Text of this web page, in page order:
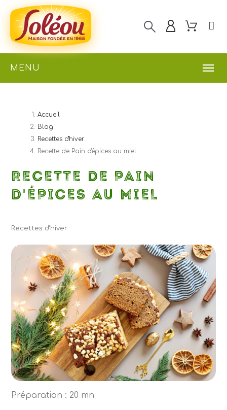
MENU
Accueil
Blog
Recettes d'hiver
Recette de Pain d'épices au miel
RECETTE DE PAIN
D'ÉPICES AU MIEL
Recettes d'hiver
Préparation : 20 mn